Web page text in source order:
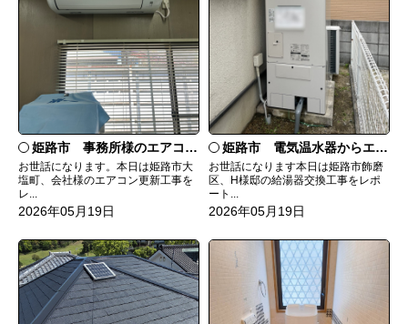
姫路市 事務所様のエアコン更新工事
お世話になります。本日は姫路市大
塩町、会社様のエアコン更新工事を
レ...
2026年05月19日
姫路市 電気温水器からエコキュート取替工事
お世話になります本日は姫路市飾磨
区、H様邸の給湯器交換工事をレポ
ート...
2026年05月19日